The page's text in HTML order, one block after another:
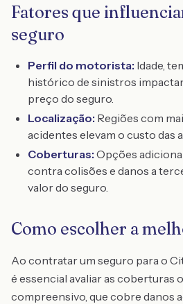
Fatores que
seguro
Perfil do motorista: Idade,
histórico de sinistros
preço do seguro.
Localização: Regiões com
acidentes elevam o custo das
Coberturas: Opções
contra colisões e danos a
valor do seguro.
Como escolher a
Ao contratar um seguro para o
é essencial avaliar as coberturas
compreensivo, que cobre danos